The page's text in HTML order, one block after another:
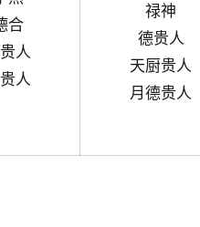
合
人
人
禄神
德贵人
天厨贵人
月德贵人